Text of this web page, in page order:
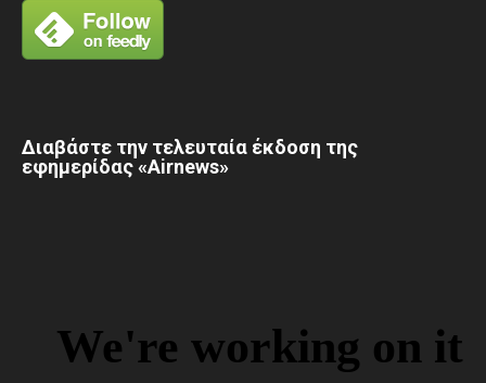
Διαβάστε την τελευταία έκδοση της
εφημερίδας «Airnews»